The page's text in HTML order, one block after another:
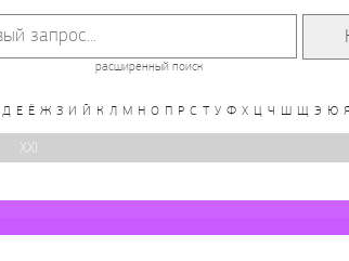
расширенный поиск
Д Е Ё Ж З И Й К Л М Н О П Р С Т У Ф Х Ц Ч Ш Щ Э Ю Я
XXI